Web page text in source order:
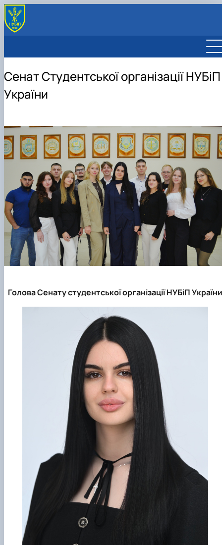
Сенат Студентської організації НУБіП
України
Голова Cенату студентської організації НУБіП України